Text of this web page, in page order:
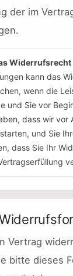
der im
kann das
wenn die
und Sie vor
dass wir vor
und Sie
dass Sie Ihr
Vertrag
bitte dieses